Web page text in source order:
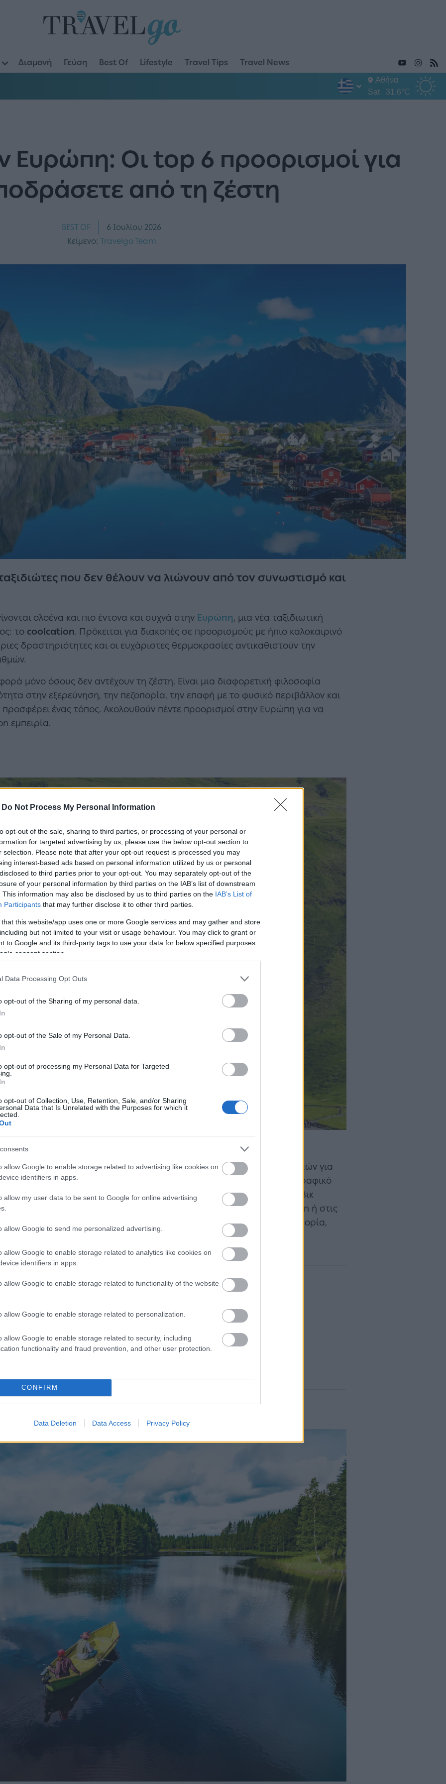
Do Not Process My Personal Information
opt-out of the sale, sharing to third parties, or processing of your personal or
for targeted advertising by us, please use the below opt-out section to
selection. Please note that after your opt-out request is processed you may
interest-based ads based on personal information utilized by us or personal
to third parties prior to your opt-out. You may separately opt-out of the
of your personal information by third parties on the IAB’s list of downstream
This information may also be disclosed by us to third parties on the IAB’s List of
Participants that may further disclose it to other third parties.
that this website/app uses one or more Google services and may gather and store
but not limited to your visit or usage behaviour. You may click to grant or
to Google and its third-party tags to use your data for below specified purposes
consent section.
Data Processing Opt Outs
opt-out of the Sharing of my personal data.
opt-out of the Sale of my Personal Data.
opt-out of processing my Personal Data for Targeted
opt-out of Collection, Use, Retention, Sale, and/or Sharing
Data that Is Unrelated with the Purposes for which it
allow Google to enable storage related to advertising like cookies on
identifiers in apps.
allow my user data to be sent to Google for online advertising
allow Google to send me personalized advertising.
allow Google to enable storage related to analytics like cookies on
identifiers in apps.
allow Google to enable storage related to functionality of the website
allow Google to enable storage related to personalization.
allow Google to enable storage related to security, including
functionality and fraud prevention, and other user protection.
CONFIRM
Data Deletion Data Access Privacy Policy
Διαμονή Γεύση Best Of Lifestyle Travel Tips Travel News
Αθήνα
Sat
31.6°C
Ευρώπη: Οι top 6 προορισμοί για
από τη ζέστη
BEST OF
6 Ιουλίου 2026
Κείμενο: Travelgo Team
που δεν θέλουν να λιώνουν από τον συνωστισμό και
ολοένα και πιο έντονα και συχνά στην Ευρώπη, μια νέα ταξιδιωτική
το coolcation. Πρόκειται για διακοπές σε προορισμούς με ήπιο καλοκαιρινό
δραστηριότητες και οι ευχάριστες θερμοκρασίες αντικαθιστούν την
μόνο όσους δεν αντέχουν τη ζέστη. Είναι μια διαφορετική φιλοσοφία
στην εξερεύνηση, την πεζοπορία, την επαφή με το φυσικό περιβάλλον και
προσφέρει ένας τόπος. Ακολουθούν πέντε προορισμοί στην Ευρώπη για να
εμπειρία.
του πάγου και της φωτιάς»βρίσκεται σταθερά στην κορυφή των λιστών για
σημαίνει καταρράκτες που μοιάζουν βγαλμένοι από κινηματογραφικό
που λάμπουν στο φως του ήλιου και θερμές πηγές. Το Ρέικιαβικ
εκδρομές στο περίφημο Golden Circle, στη λιμνοθάλασσα Jökulsárlón ή στις
της νότιας ακτής. Όσοι αγαπούν τη φύση μπορούν να κάνουν πεζοπορία,
στις γεωθερμικές πισίνες, απολαμβάνοντας το θερμό νερό ενώ η
δροσερή.Μέση θερμοκρασία καλοκαιριού: 10-13°C